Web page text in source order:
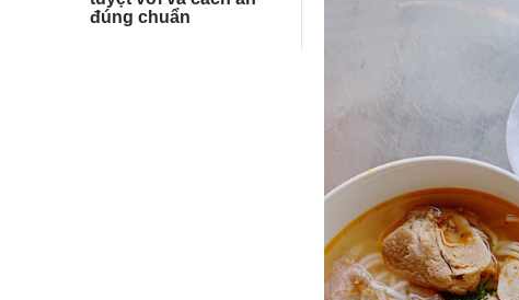
đúng chuẩn